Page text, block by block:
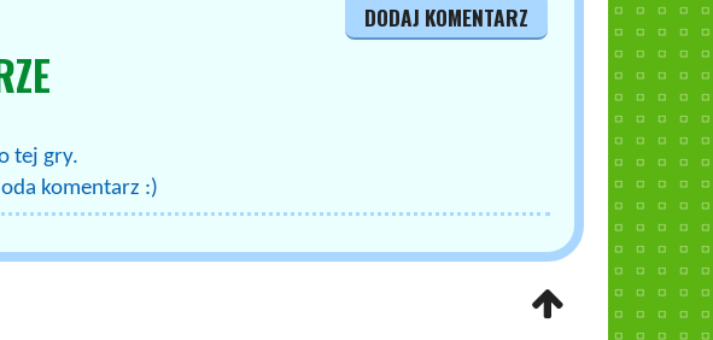
DODAJ KOMENTARZ
tej gry.
komentarz :)